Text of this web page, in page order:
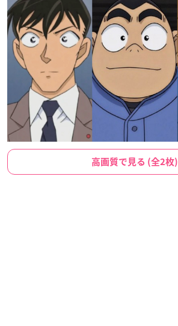
高画質で見る (全2枚)